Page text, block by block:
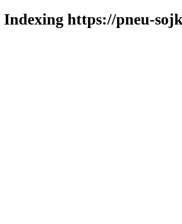
Indexing https://pneu-